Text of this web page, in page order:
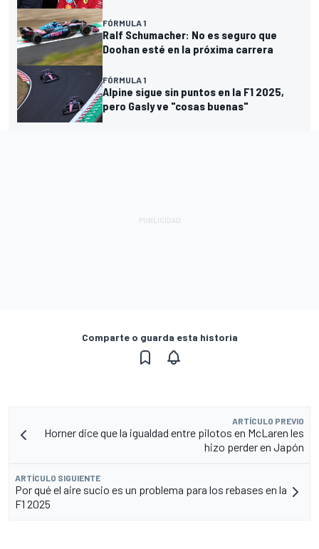
FÓRMULA 1
Ralf Schumacher: No es seguro que
Doohan esté en la próxima carrera
FÓRMULA 1
Alpine sigue sin puntos en la F1 2025,
pero Gasly ve "cosas buenas"
Comparte o guarda esta historia
ARTÍCULO PREVIO
Horner dice que la igualdad entre pilotos en McLaren les
hizo perder en Japón
ARTÍCULO SIGUIENTE
Por qué el aire sucio es un problema para los rebases en la
F1 2025